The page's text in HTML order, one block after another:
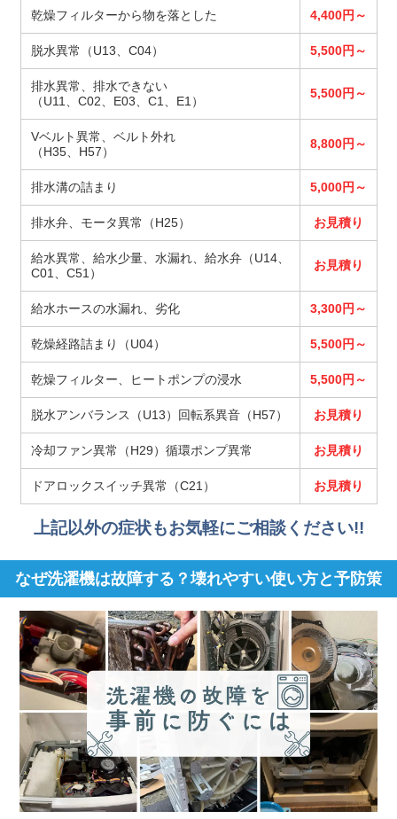
乾燥フィルターから物を落とした 4,400円～
脱水異常（U13、C04） 5,500円～
排水異常、排水できない
（U11、C02、E03、C1、E1）
5,500円～
Vベルト異常、ベルト外れ
（H35、H57）
8,800円～
排水溝の詰まり 5,000円～
排水弁、モータ異常（H25） お見積り
給水異常、給水少量、水漏れ、給水弁（U14、
C01、C51）
お見積り
給水ホースの水漏れ、劣化 3,300円～
乾燥経路詰まり（U04） 5,500円～
乾燥フィルター、ヒートポンプの浸水 5,500円～
脱水アンバランス（U13）回転系異音（H57） お見積り
冷却ファン異常（H29）循環ポンプ異常 お見積り
ドアロックスイッチ異常（C21） お見積り
上記以外の症状もお気軽にご相談ください!!
なぜ洗濯機は故障する？壊れやすい使い方と予防策